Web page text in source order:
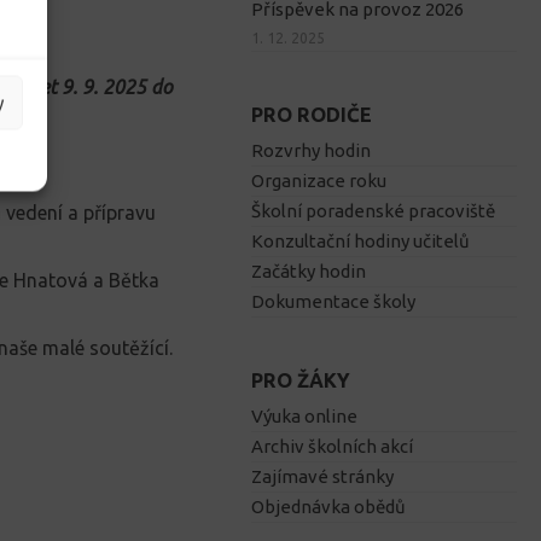
výlet 9. 9. 2025 do
a přípravu
Hnatová a Bětka
malé soutěžící.
Příspěvek na provoz 2026
1. 12. 2025
PRO RODIČE
Rozvrhy hodin
Organizace roku
Školní poradenské pracoviště
Konzultační hodiny učitelů
Začátky hodin
Dokumentace školy
PRO ŽÁKY
Výuka online
Archiv školních akcí
Zajímavé stránky
Objednávka obědů